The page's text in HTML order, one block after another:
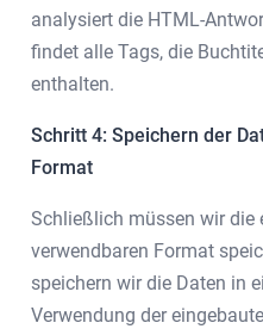
analysiert die HTML-
findet alle Tags, die
enthalten.
Schritt 4: Speichern der
Format
Schließlich müssen wir die
verwendbaren Format
speichern wir die Daten in
Verwendung der